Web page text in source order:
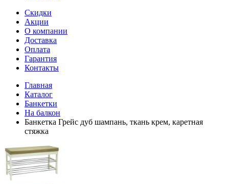
Скидки
Акции
О компании
Доставка
Оплата
Гарантия
Контакты
Главная
Каталог
Банкетки
На балкон
Банкетка Грейс дуб шампань, ткань крем, каретная
стяжка